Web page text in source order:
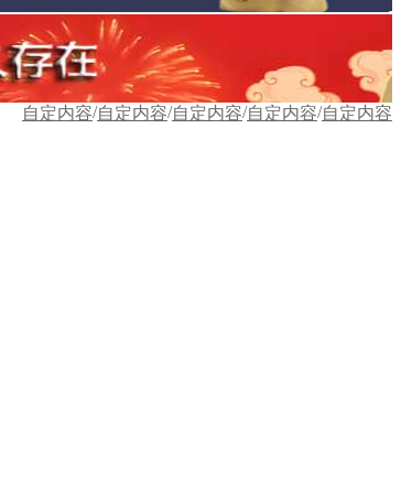
自定内容
/
自定内容
/
自定内容
/
自定内容
/
自定内容